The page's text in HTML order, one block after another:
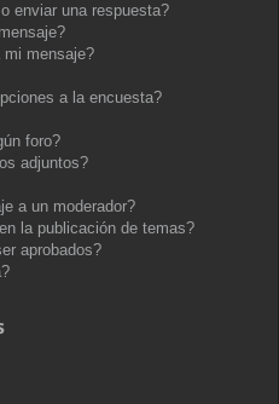
enviar una respuesta?
mi mensaje?
a la encuesta?
foro?
adjuntos?
a un moderador?
la publicación de temas?
aprobados?